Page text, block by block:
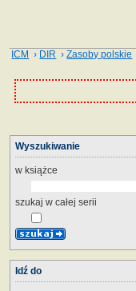
ICM › DIR ›Zasoby polskie
Wyszukiwanie
w książce
szukaj w całej serii
Idź do